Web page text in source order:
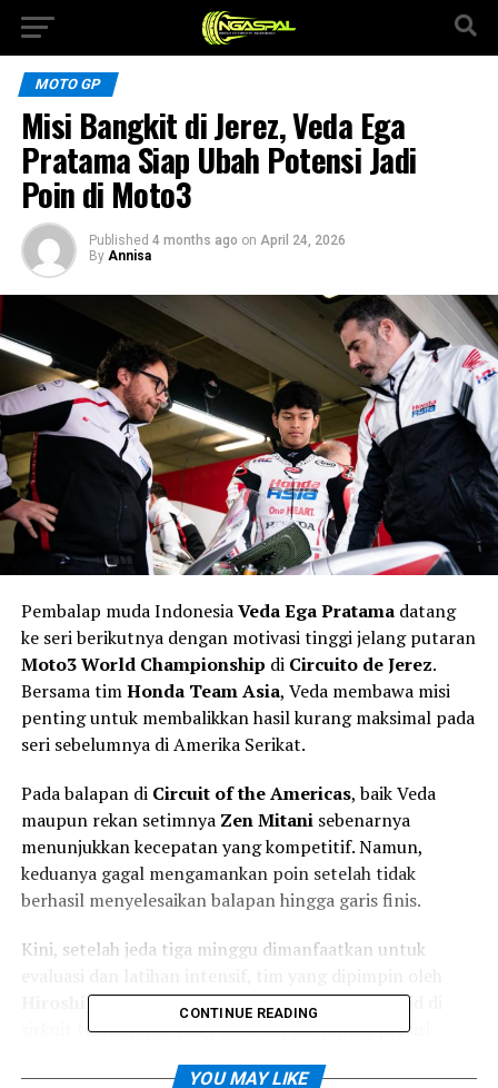
MOTO GP
Misi Bangkit di Jerez, Veda Ega
Pratama Siap Ubah Potensi Jadi
Poin di Moto3
Published 4 months ago on April 24, 2026
By Annisa
Pembalap muda IndonesiaVeda Ega Pratamadatang
ke seri berikutnya dengan motivasi tinggi jelang putaran
Moto3 World Championship di Circuito de Jerez.
Bersama timHonda Team Asia, Veda membawa misi
penting untuk membalikkan hasil kurang maksimal pada
seri sebelumnya di Amerika Serikat.
Pada balapan di Circuit of the Americas, baik Veda
maupun rekan setimnya Zen Mitanisebenarnya
menunjukkan kecepatan yang kompetitif. Namun,
keduanya gagal mengamankan poin setelah tidak
berhasil menyelesaikan balapan hingga garis finis.
Kini, setelah jeda tiga minggu dimanfaatkan untuk
Hiroshi Aoyamaoptimistis bisa tampil lebih solid di
sirkuit teknis Jerez yang terkenal menuntut presisi
CONTINUE READING
YOU MAY LIKE